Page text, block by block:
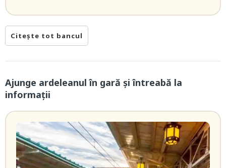
Citește tot bancul
Ajunge ardeleanul în gară și întreabă la
informații